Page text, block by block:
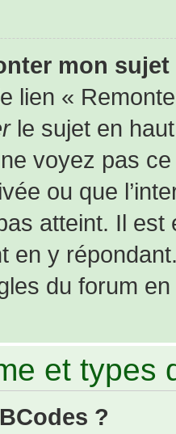
mon sujet
lien «
le sujet en
voyez pas
ou que
atteint. Il
en y
du forum
et types
?